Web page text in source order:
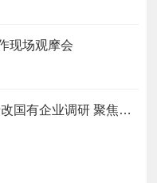
现场观摩会
支现伟、阿依丁·托留汗在地区涉改国有企业调研 聚焦主责主业 深化改革创新 推动地区国有企业和国有资本做强做优做大